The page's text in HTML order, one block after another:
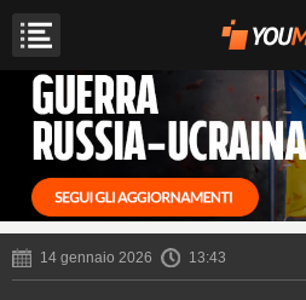
14 gennaio 2026 13:43